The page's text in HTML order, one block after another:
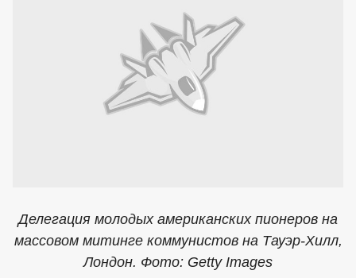
Делегация молодых американских пионеров на
массовом митинге коммунистов на Тауэр-Хилл,
Лондон. Фото: Getty Images